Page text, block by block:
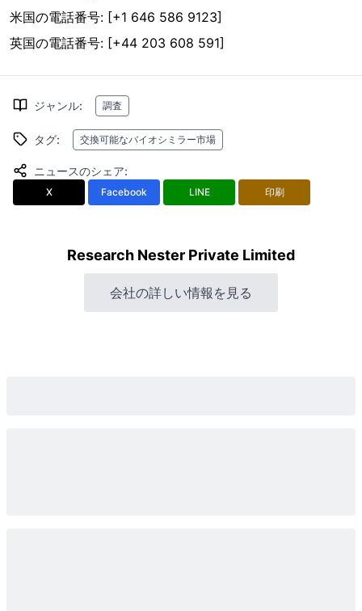
米国の電話番号: [+1 646 586 9123]
英国の電話番号: [+44 203 608 591]
ジャンル: 調査
タグ: 交換可能なバイオシミラー市場
ニュースのシェア:
X Facebook LINE 印刷
Research Nester Private Limited
会社の詳しい情報を見る